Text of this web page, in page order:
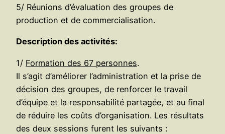
5/ Réunions d’évaluation des groupes de
production et de commercialisation.
Description des activités:
1/ Formation des 67 personnes.
Il s’agit d’améliorer l’administration et la prise de
décision des groupes, de renforcer le travail
d’équipe et la responsabilité partagée, et au final
de réduire les coûts d’organisation. Les résultats
des deux sessions furent les suivants :